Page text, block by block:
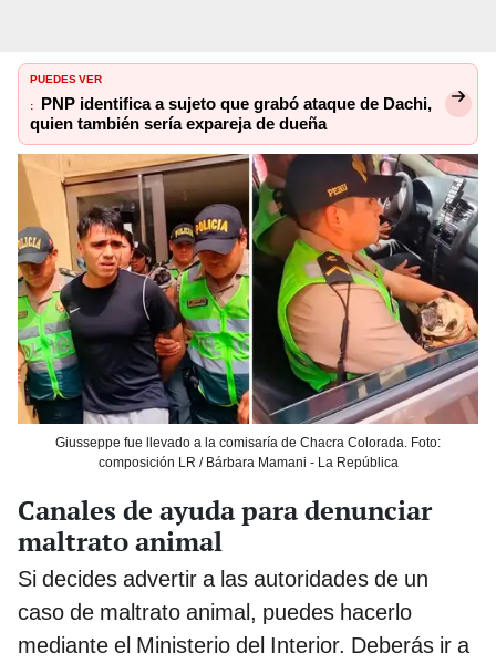
PUEDES VER
:
PNP identifica a sujeto que grabó ataque de Dachi,
quien también sería expareja de dueña
Giusseppe fue llevado a la comisaría de Chacra Colorada. Foto:
composición LR / Bárbara Mamani - La República
Canales de ayuda para denunciar
maltrato animal
Si decides advertir a las autoridades de un
caso de maltrato animal, puedes hacerlo
mediante el Ministerio del Interior. Deberás ir a